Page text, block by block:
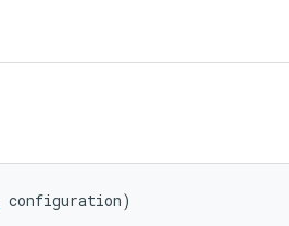
configuration)